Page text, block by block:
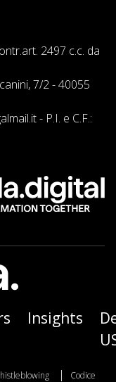
2497 c.c. da
7/2 - 40055
- P.I. e C.F.:
Insights
| Codice